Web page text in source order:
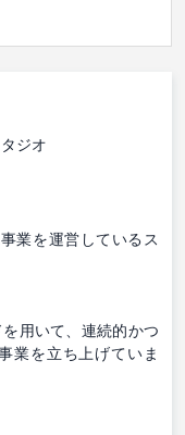
ジオ
業を運営しているス
⽤いて、連続的かつ
業を⽴ち上げていま